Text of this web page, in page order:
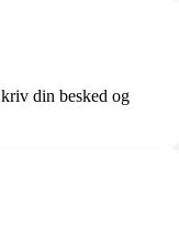
din besked og